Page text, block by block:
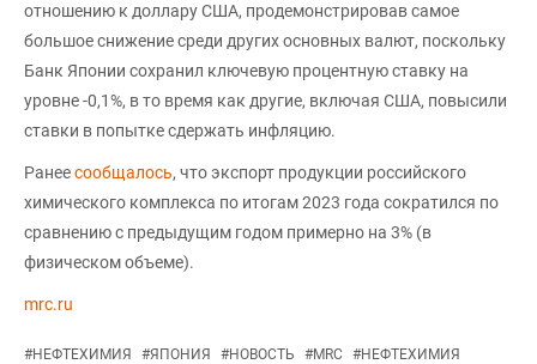
отношению к доллару США, продемонстрировав самое
большое снижение среди других основных валют, поскольку
Банк Японии сохранил ключевую процентную ставку на
уровне -0,1%, в то время как другие, включая США, повысили
ставки в попытке сдержать инфляцию.
Ранеесообщалось, что экспорт продукции российского
химического комплекса по итогам 2023 года сократился по
сравнению с предыдущим годом примерно на 3% (в
физическом объеме).
mrc.ru
#НЕФТЕХИМИЯ #ЯПОНИЯ #НОВОСТЬ #MRC #НЕФТЕХИМИЯ